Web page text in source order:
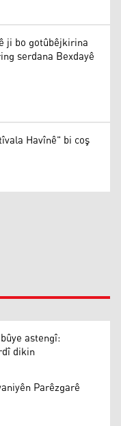
ji bo gotûbêjkirina
serdana Bexdayê
Havînê" bi coş
astengî:
dikin
Parêzgarê